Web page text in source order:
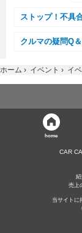
ストップ！不具
クルマの疑問Q
ホーム › イベント › イ
home
CAR
紹
売上
当サイトに